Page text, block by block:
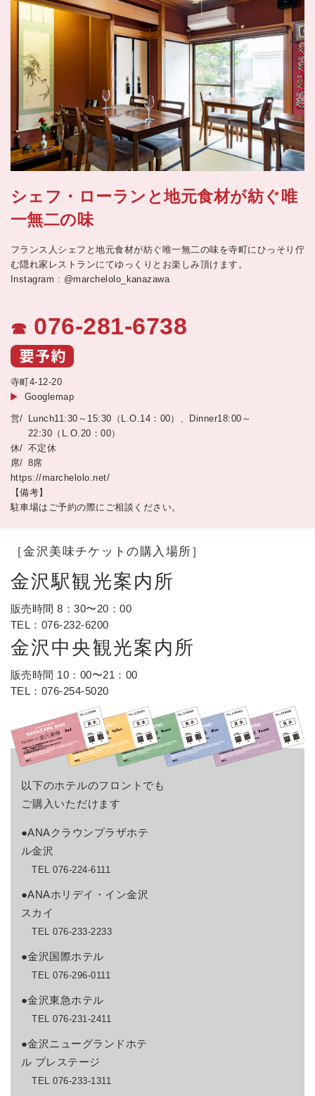
シェフ・ローランと地元食材が紡ぐ唯
一無二の味
フランス人シェフと地元食材が紡ぐ唯一無二の味を寺町にひっそり佇
む隠れ家レストランにてゆっくりとお楽しみ頂けます。
Instagram : @marchelolo_kanazawa
☎ 076-281-6738
寺町4-12-20
Googlemap
Lunch11:30～15:30（L.O.14：00）、Dinner18:00～
22:30（L.O.20：00）
不定休
8席
https://marchelolo.net/
【備考】
駐車場はご予約の際にご相談ください。
［金沢美味チケットの購入場所］
金沢駅観光案内所
販売時間 8：30〜20：00
TEL： 076-232-6200
金沢中央観光案内所
販売時間 10：00〜21：00
TEL： 076-254-5020
以下のホテルのフロントでも
ご購入いただけます
●ANAクラウンプラザホテ
ル金沢
TEL 076-224-6111
●ANAホリデイ・イン金沢
スカイ
TEL 076-233-2233
●金沢国際ホテル
TEL 076-296-0111
●金沢東急ホテル
TEL 076-231-2411
●金沢ニューグランドホテ
ル プレステージ
TEL 076-233-1311